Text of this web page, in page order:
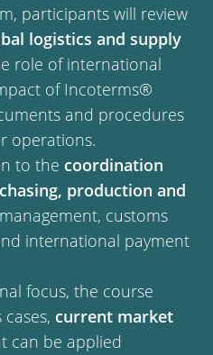
participants will review
logistics and supply
role of international
of Incoterms®
and procedures
operations.
to the coordination
production and
customs
international payment
focus, the course
current market
can be applied